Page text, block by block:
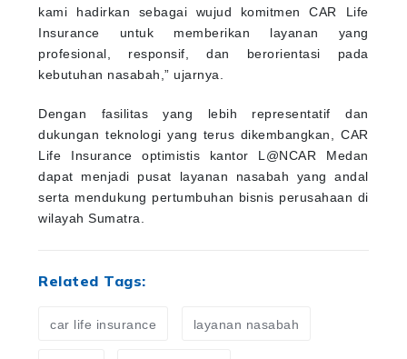
kami hadirkan sebagai wujud komitmen CAR Life
Insurance untuk memberikan layanan yang
profesional, responsif, dan berorientasi pada
kebutuhan nasabah,” ujarnya.
Dengan fasilitas yang lebih representatif dan
dukungan teknologi yang terus dikembangkan, CAR
Life Insurance optimistis kantor L@NCAR Medan
dapat menjadi pusat layanan nasabah yang andal
serta mendukung pertumbuhan bisnis perusahaan di
wilayah Sumatra.
Related Tags:
car life insurance layanan nasabah